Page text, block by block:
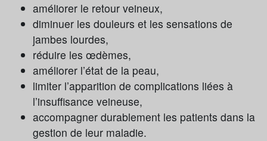
améliorer le retour veineux,
diminuer les douleurs et les sensations de
jambes lourdes,
réduire les œdèmes,
améliorer l’état de la peau,
limiter l’apparition de complications liées à
l’insuffisance veineuse,
accompagner durablement les patients dans la
gestion de leur maladie.